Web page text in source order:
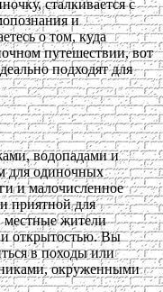
сталкивается с
и
о том, куда
путешествии, вот
подходят для
водопадами и
для одиночных
и малочисленное
приятной для
местные жители
и открытостью. Вы
в походы или
окруженными